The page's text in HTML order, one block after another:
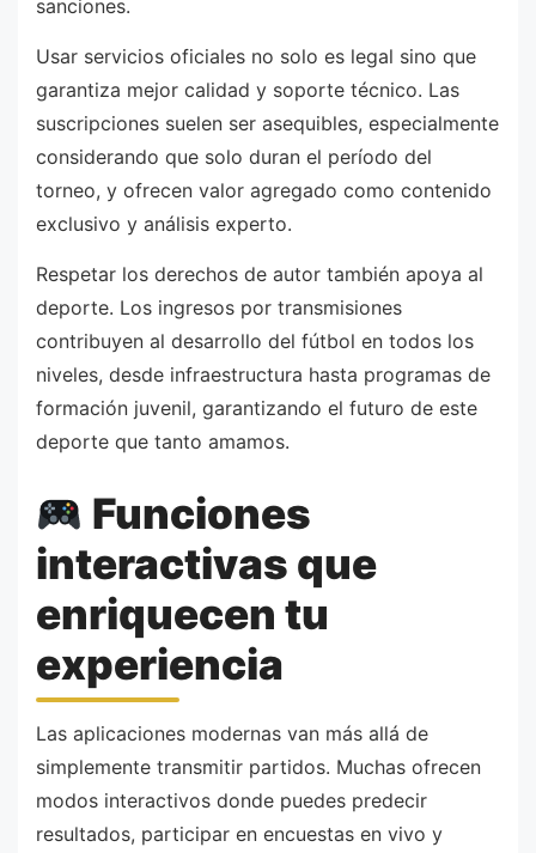
sanciones.
Usar servicios oficiales no solo es legal sino que
garantiza mejor calidad y soporte técnico. Las
suscripciones suelen ser asequibles, especialmente
considerando que solo duran el período del
torneo, y ofrecen valor agregado como contenido
exclusivo y análisis experto.
Respetar los derechos de autor también apoya al
deporte. Los ingresos por transmisiones
contribuyen al desarrollo del fútbol en todos los
niveles, desde infraestructura hasta programas de
formación juvenil, garantizando el futuro de este
deporte que tanto amamos.
Funciones
interactivas que
enriquecen tu
experiencia
Las aplicaciones modernas van más allá de
simplemente transmitir partidos. Muchas ofrecen
modos interactivos donde puedes predecir
resultados, participar en encuestas en vivo y